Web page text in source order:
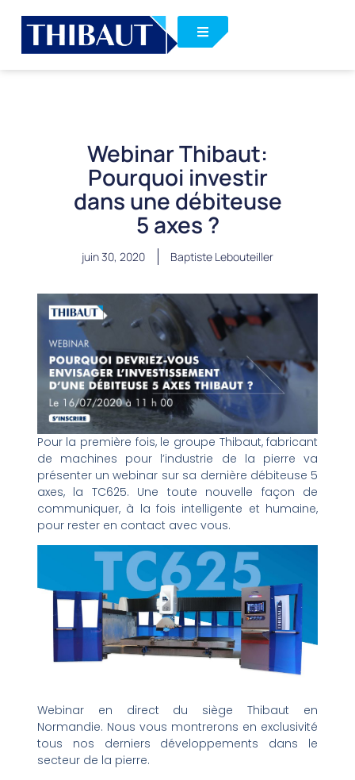
Webinar Thibaut:
Pourquoi investir
dans une débiteuse
5 axes ?
juin 30, 2020 Baptiste Lebouteiller
Pour la première fois, le groupe Thibaut, fabricant
de machines pour l’industrie de la pierre va
présenter un webinar sur sa dernière débiteuse 5
axes, la TC625. Une toute nouvelle façon de
communiquer, à la fois intelligente et humaine,
pour rester en contact avec vous.
Webinar en direct du siège Thibaut en
Normandie. Nous vous montrerons en exclusivité
tous nos derniers développements dans le
secteur de la pierre.